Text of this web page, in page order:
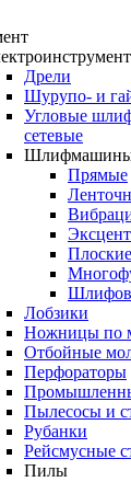
Дрели
Шурупо- и
Угловые
сетевые
Прямые
Плоские
Лобзики
Ножницы по
Отбойные
Перфораторы
Пылесосы и
Рубанки
Рейсмусные
Пилы